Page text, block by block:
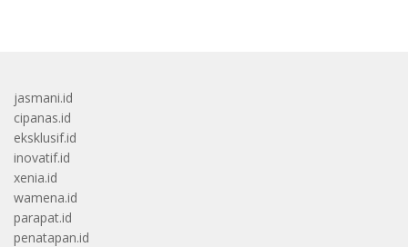
jasmani.id
cipanas.id
eksklusif.id
inovatif.id
xenia.id
wamena.id
parapat.id
penatapan.id